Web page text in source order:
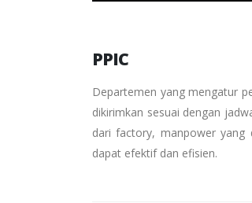
PPIC
Departemen yang mengatur
dikirimkan sesuai dengan
dari factory, manpower yang
dapat efektif dan efisien.